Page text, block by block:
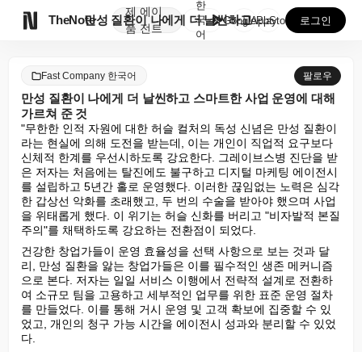
TheNote
제
품
에이
전트
만성 질환이 나에게 더 날씬하고 스마트한 사업 운영에 ...
한
국
어
GooglePlay
AppStore 로그인
Fast Company 한국어 팔로우
만성 질환이 나에게 더 날씬하고 스마트한 사업 운영에 대해
가르쳐 준 것
"무한한 인적 자원에 대한 허슬 컬처의 독성 신념은 만성 질환이
라는 현실에 의해 도전을 받는데, 이는 개인이 직업적 요구보다
신체적 한계를 우선시하도록 강요한다. 그레이브스병 진단을 받
은 저자는 처음에는 탈진에도 불구하고 디지털 마케팅 에이전시
를 설립하고 5년간 홀로 운영했다. 이러한 끊임없는 노력은 심각
한 갑상선 악화를 초래했고, 두 번의 수술을 받아야 했으며 사업
을 위태롭게 했다. 이 위기는 허슬 신화를 버리고 "비자발적 본질
주의"를 채택하도록 강요하는 전환점이 되었다.
건강한 창업가들이 운영 효율성을 선택 사항으로 보는 것과 달
리, 만성 질환을 앓는 창업가들은 이를 필수적인 생존 메커니즘
으로 본다. 저자는 일일 서비스 이행에서 전략적 설계로 전환하
여 소규모 팀을 고용하고 세부적인 업무를 위한 표준 운영 절차
를 만들었다. 이를 통해 거시 운영 및 고객 확보에 집중할 수 있
었고, 개인의 청구 가능 시간을 에이전시 성과와 분리할 수 있었
다.